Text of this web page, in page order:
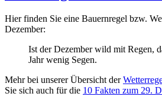
Hier finden Sie eine Bauernregel bzw.
Dezember:
Ist der Dezember wild mit Regen,
Jahr wenig Segen.
Mehr bei unserer Übersicht der
Sie sich auch für die 10 Fakten zum 29.